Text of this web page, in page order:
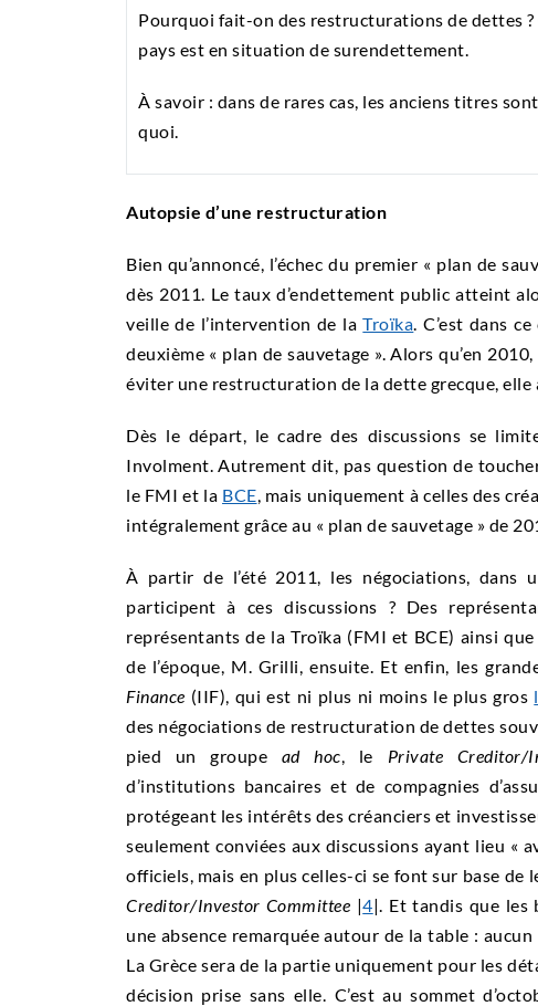
Pourquoi fait-on des restructurations de dettes ?
pays est en situation de surendettement.
À savoir : dans de rares cas, les anciens titres
quoi.
Autopsie d’une restructuration
Bien qu’annoncé, l’échec du premier « plan de
dès 2011. Le taux d’endettement public atteint
veille de l’intervention de laTroïka. C’est dans
deuxième « plan de sauvetage ». Alors qu’en
éviter une restructuration de la dette grecque, elle
Dès le départ, le cadre des discussions se
Involment. Autrement dit, pas question de
le FMI et la BCE, mais uniquement à celles des
intégralement grâce au « plan de sauvetage » de
À partir de l’été 2011, les négociations, dans
participent à ces discussions ? Des
représentants de la Troïka (FMI et BCE) ainsi
de l’époque, M. Grilli, ensuite. Et enfin, les
Finance (IIF), qui est ni plus ni moins le plus gros
des négociations de restructuration de dettes
pied un groupe ad hoc, le Private Creditor/
d’institutions bancaires et de compagnies
protégeant les intérêts des créanciers et
seulement conviées aux discussions ayant lieu «
officiels, mais en plus celles-ci se font sur base de
Creditor/Investor Committee |4|. Et tandis que les
une absence remarquée autour de la table :
La Grèce sera de la partie uniquement pour les
décision prise sans elle. C’est au sommet